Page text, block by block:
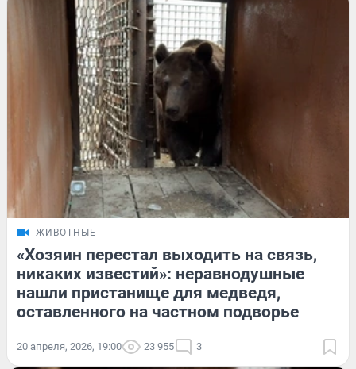
ЖИВОТНЫЕ
«Хозяин перестал выходить на связь,
никаких известий»: неравнодушные
нашли пристанище для медведя,
оставленного на частном подворье
20 апреля, 2026, 19:00 23 955 3